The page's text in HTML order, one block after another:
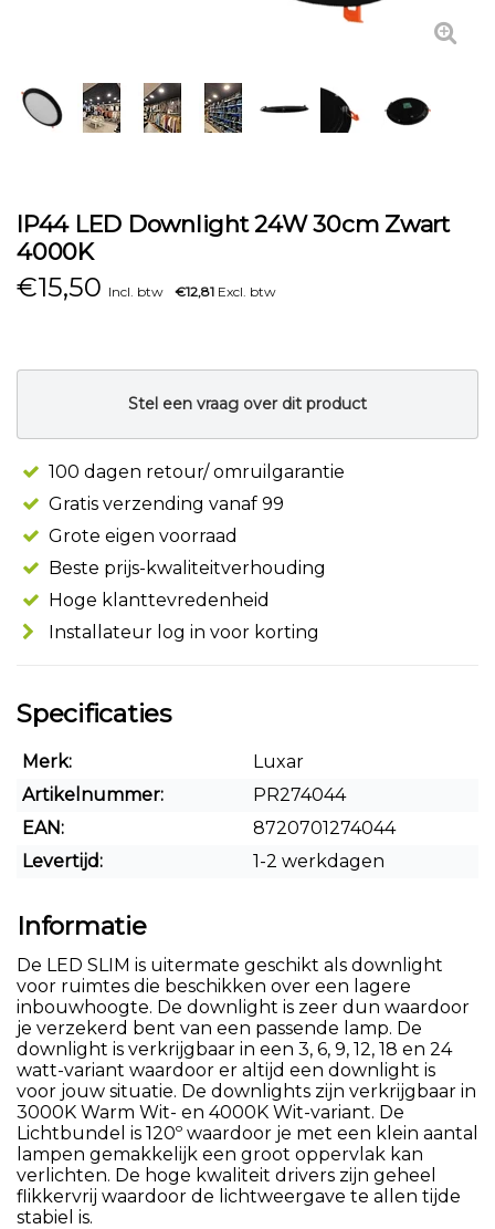
IP44 LED Downlight 24W 30cm Zwart
4000K
€15,50 Incl. btw €12,81 Excl. btw
Stel een vraag over dit product
100 dagen retour/ omruilgarantie
Gratis verzending vanaf 99
Grote eigen voorraad
Beste prijs-kwaliteitverhouding
Hoge klanttevredenheid
Installateur log in voor korting
Specificaties
Merk:
Luxar
Artikelnummer:
PR274044
EAN:
8720701274044
Levertijd:
1-2 werkdagen
Informatie
De LED SLIM is uitermate geschikt als downlight
voor ruimtes die beschikken over een lagere
inbouwhoogte. De downlight is zeer dun waardoor
je verzekerd bent van een passende lamp. De
downlight is verkrijgbaar in een 3, 6, 9, 12, 18 en 24
watt-variant waardoor er altijd een downlight is
voor jouw situatie. De downlights zijn verkrijgbaar in
3000K Warm Wit- en 4000K Wit-variant. De
Lichtbundel is 120º waardoor je met een klein aantal
lampen gemakkelijk een groot oppervlak kan
verlichten. De hoge kwaliteit drivers zijn geheel
flikkervrij waardoor de lichtweergave te allen tijde
stabiel is.